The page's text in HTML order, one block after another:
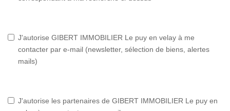
J'autorise GIBERT IMMOBILIER Le puy en velay à me
contacter par e-mail (newsletter, sélection de biens, alertes
mails)
J'autorise les partenaires de GIBERT IMMOBILIER Le puy en